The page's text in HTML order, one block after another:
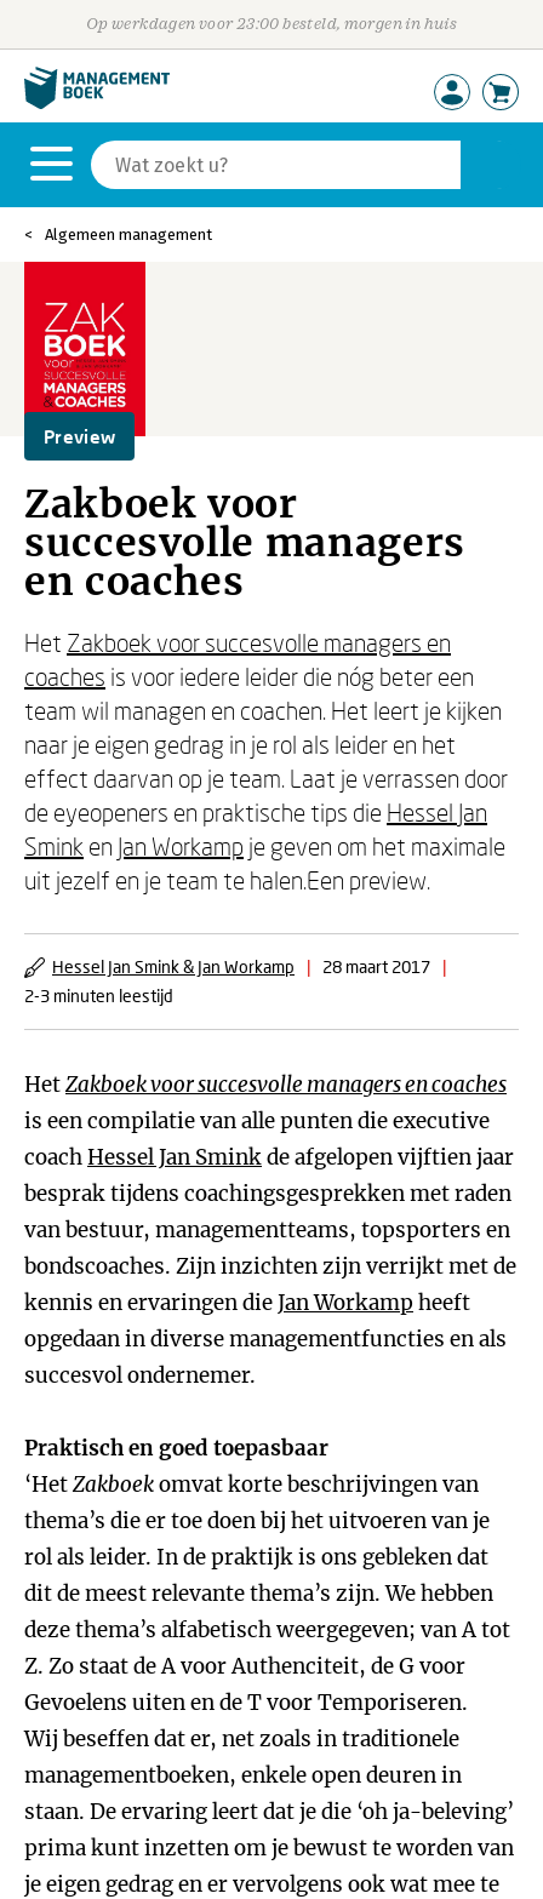
Op werkdagen voor 23:00 besteld, morgen in huis
Algemeen management
Preview
Zakboek voor
succesvolle managers
en coaches
Het Zakboek voor succesvolle managers en
coaches is voor iedere leider die nóg beter een
team wil managen en coachen. Het leert je kijken
naar je eigen gedrag in je rol als leider en het
effect daarvan op je team. Laat je verrassen door
de eyeopeners en praktische tips die Hessel Jan
Smink en Jan Workamp je geven om het maximale
uit jezelf en je team te halen.Een preview.
Hessel Jan Smink & Jan Workamp | 28 maart 2017
|
2-3 minuten leestijd
HetZakboek voor succesvolle managers en coaches
is een compilatie van alle punten die executive
coachHessel Jan Sminkde afgelopen vijftien jaar
besprak tijdens coachingsgesprekken met raden
van bestuur, managementteams, topsporters en
bondscoaches. Zijn inzichten zijn verrijkt met de
kennis en ervaringen dieJan Workamp heeft
opgedaan in diverse managementfuncties en als
succesvol ondernemer.
Praktisch en goed toepasbaar
‘HetZakboekomvat korte beschrijvingen van
thema’s die er toe doen bij het uitvoeren van je
rol als leider. In de praktijk is ons gebleken dat
dit de meest relevante thema’s zijn. We hebben
deze thema’s alfabetisch weergegeven; van A tot
Z. Zo staat de A voor Authenciteit, de G voor
Gevoelens uiten en de T voor Temporiseren.
Wij beseffen dat er, net zoals in traditionele
managementboeken, enkele open deuren in
staan. De ervaring leert dat je die ‘oh ja-beleving’
prima kunt inzetten om je bewust te worden van
je eigen gedrag en er vervolgens ook wat mee te